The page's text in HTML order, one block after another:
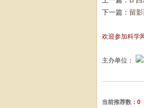
下一篇： 留
欢迎参加科学
主办单位：
当前推荐数： 0